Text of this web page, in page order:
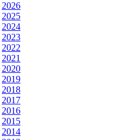
2026
2025
2024
2023
2022
2021
2020
2019
2018
2017
2016
2015
2014